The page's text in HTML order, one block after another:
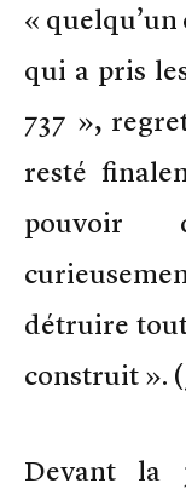
« quelqu’un
qui a pris
737 »,
resté
pouvoir
détruire
construit ».
Devant la